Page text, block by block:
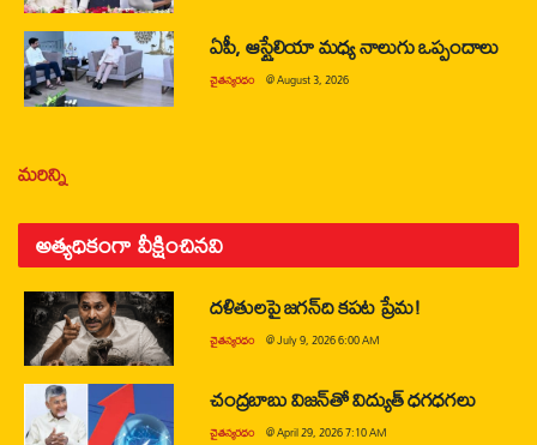
ఏపీ, ఆస్ట్రేలియా మధ్య నాలుగు ఒప్పందాలు
చైతన్యరధం @August 3, 2026
మరిన్ని
అత్యధికంగా వీక్షించినవి
దళితులపై జగన్‌ది కపట ప్రేమ!
చైతన్యరధం @July 9, 2026 6:00 AM
చంద్రబాబు విజన్‌తో విద్యుత్ ధగధగలు
చైతన్యరధం @April 29, 2026 7:10 AM